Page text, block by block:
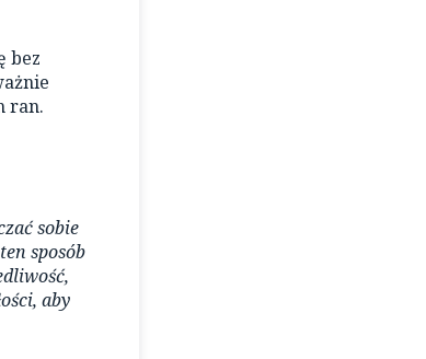
bez
ran.
sobie
sposób
aby